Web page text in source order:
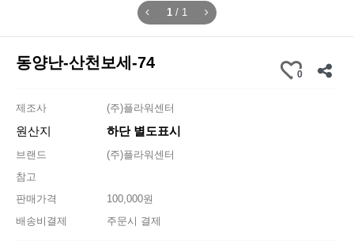
1 / 1
동양난-산천보세-74
0
제조사 (주)플라워센터
원산지 하단 별도표시
브랜드
(주)플라워센터
참고
판매가격
100,000원
배송비결제
주문시 결제